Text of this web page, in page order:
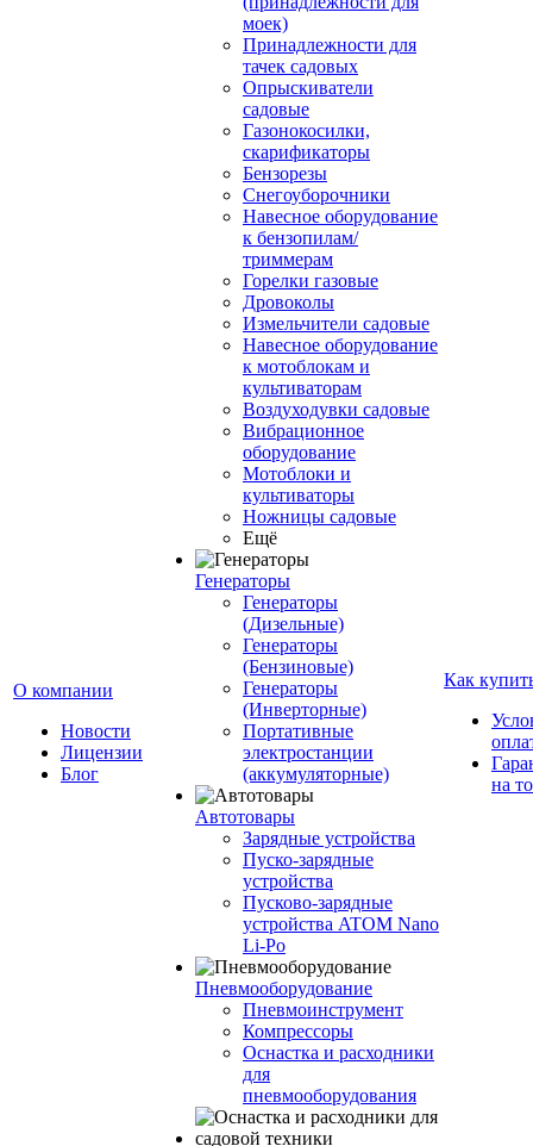
О компании
Новости
Лицензии
Блог
моек)
Принадлежности для
тачек садовых
Опрыскиватели
садовые
Газонокосилки,
скарификаторы
Бензорезы
Снегоуборочники
Навесное оборудование
к бензопилам/
триммерам
Горелки газовые
Дровоколы
Измельчители садовые
Навесное оборудование
к мотоблокам и
культиваторам
Воздуходувки садовые
Вибрационное
оборудование
Мотоблоки и
культиваторы
Ножницы садовые
Ещё
Генераторы
Генераторы
(Дизельные)
Генераторы
(Бензиновые)
Генераторы
(Инверторные)
Портативные
электростанции
(аккумуляторные)
Автотовары
Зарядные устройства
Пуско-зарядные
устройства
Пусково-зарядные
устройства ATOM Nano
Li-Po
Пневмооборудование
Пневмоинструмент
Компрессоры
Оснастка и расходники
для
пневмооборудования
Как
на